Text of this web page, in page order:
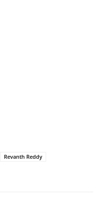
Revanth Reddy